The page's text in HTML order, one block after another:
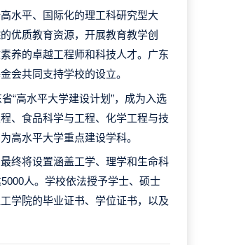
水平、国际化的理工科研究型大
优质教育资源，开展教育教学创
养的卓越工程师和科技人才。广东
会共同支持学校的设立。
“高水平大学建设计划”，成为入选
、食品科学与工程、化学工程与技
高水平大学重点建设学科。
终将设置涵盖工学、理学和生命科
人。学校依法授予学士、硕士
学院的毕业证书、学位证书，以及